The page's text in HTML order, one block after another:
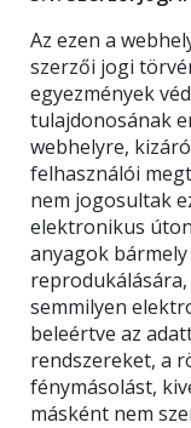
Az ezen a
szerzői jogi
egyezmények
tulajdonosának
webhelyre,
felhasználói
nem jogosultak
elektronikus
anyagok
semmilyen
beleértve az
rendszereket, a
fénymásolást,
másként nem